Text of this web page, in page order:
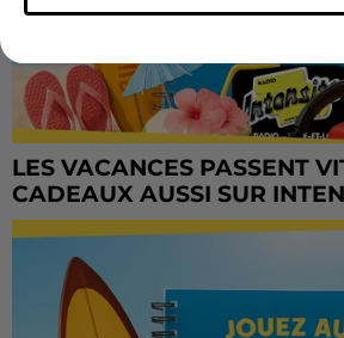
LES VACANCES PASSENT
CADEAUX AUSSI SUR